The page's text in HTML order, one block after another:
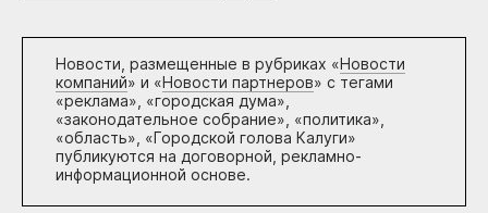
Новости, размещенные в рубриках «Новости
компаний» и «Новости партнеров» с тегами
«реклама», «городская дума»,
«законодательное собрание», «политика»,
«область», «Городской голова Калуги»
публикуются на договорной, рекламно-
информационной основе.